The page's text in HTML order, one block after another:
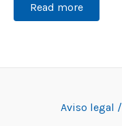
Read more
Aviso legal /